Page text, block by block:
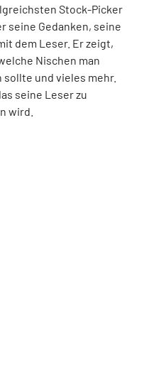
Stock-Picker
seine Gedanken, seine
dem Leser. Er zeigt,
Nischen man
und vieles mehr.
seine Leser zu
wird.